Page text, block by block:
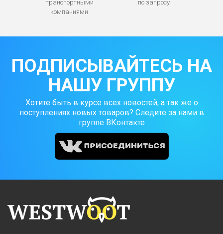
транспортными
компаниями
по запросу
ПОДПИСЫВАЙТЕСЬ НА
НАШУ ГРУППУ
Хотите быть в курсе всех новостей, а так же о
поступлениях новых товаров? Следите за нами в
группе ВКонтакте